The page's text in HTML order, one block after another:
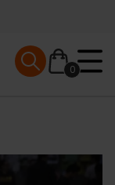
0
Mobile menu